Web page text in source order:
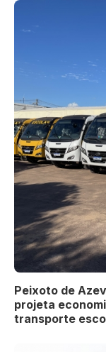
Peixoto de
projeta
transporte